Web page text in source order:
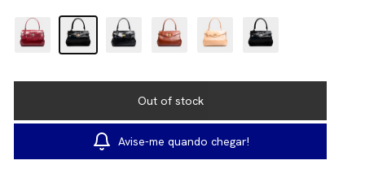
Avise-me quando chegar!